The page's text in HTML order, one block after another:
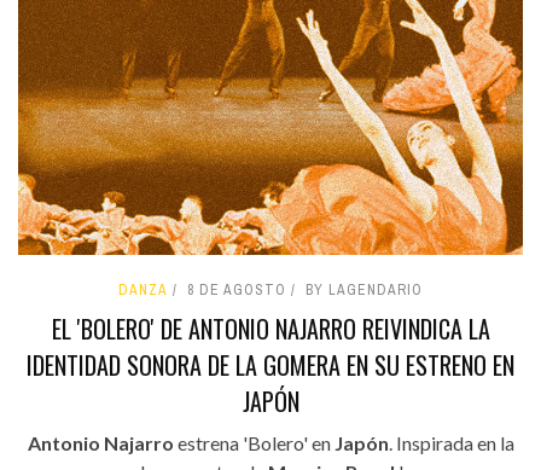
DANZA 8 DE AGOSTO BY LAGENDARIO
EL 'BOLERO' DE ANTONIO NAJARRO REIVINDICA LA
IDENTIDAD SONORA DE LA GOMERA EN SU ESTRENO EN
JAPÓN
Antonio Najarro estrena 'Bolero' en Japón . Inspirada en la